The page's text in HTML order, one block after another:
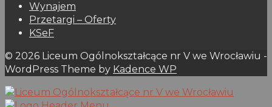
Wynajem
Przetargi – Oferty
KSeF
© 2026 Liceum Ogólnokształcące nr V we Wrocławiu -
WordPress Theme by Kadence WP